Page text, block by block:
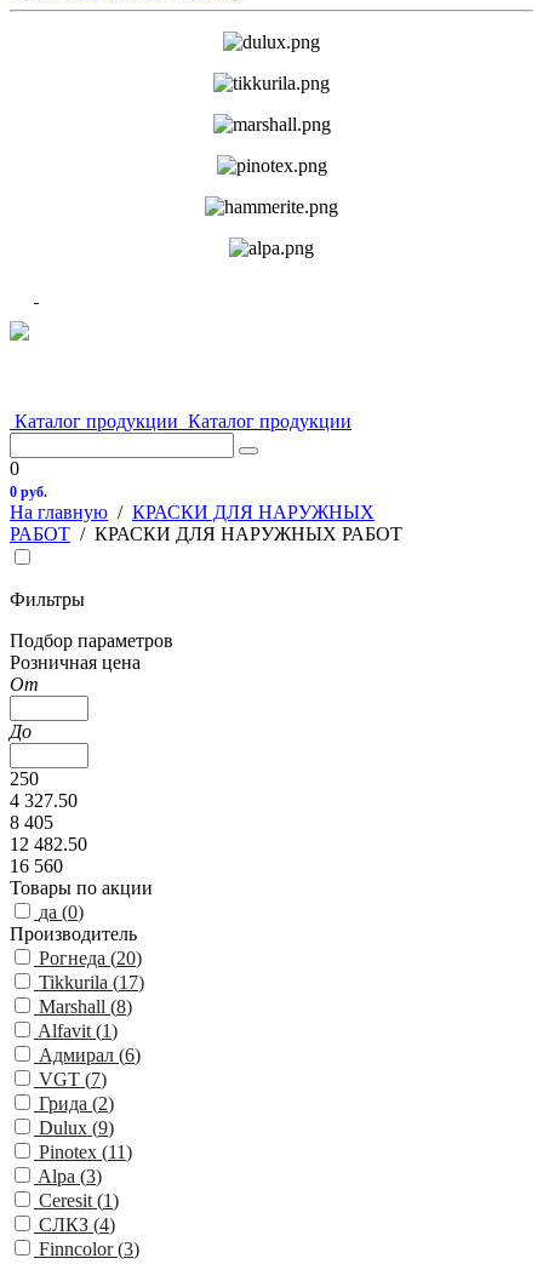
Каталог продукции Каталог продукции
0
0 руб.
На главную / КРАСКИ ДЛЯ НАРУЖНЫХ
РАБОТ / КРАСКИ ДЛЯ НАРУЖНЫХ РАБОТ
Фильтры
Подбор параметров
Розничная цена
От
До
250
4 327.50
8 405
12 482.50
16 560
Товары по акции
да (0)
Производитель
Рогнеда (20)
Tikkurila (17)
Marshall (8)
Alfavit (1)
Адмирал (6)
VGT (7)
Грида (2)
Dulux (9)
Pinotex (11)
Alpa (3)
Ceresit (1)
СЛКЗ (4)
Finncolor (3)